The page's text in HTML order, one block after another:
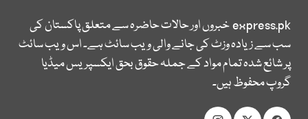
express.pkخبروں اور حالات حاضرہ سے متعلق پاکستان کی
سب سے زیادہ وزٹ کی جانے والی ویب سائٹ ہے۔ اس ویب سائٹ
پر شائع شدہ تمام مواد کے جملہ حقوق بحق ایکسپریس میڈیا
گروپ محفوظ ہیں۔